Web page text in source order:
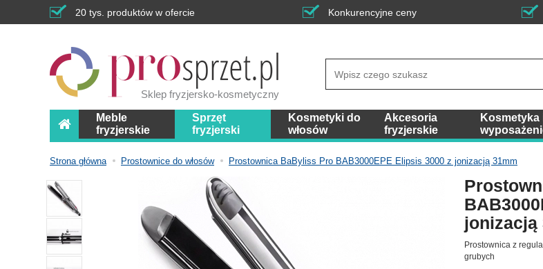
20 tys. produktów w ofercie Konkurencyjne ceny
Sklep fryzjersko-kosmetyczny
Meble
fryzjerskie
Sprzęt
fryzjerski
Kosmetyki do
włosów
Akcesoria
fryzjerskie
Kosmetyka
Strona główna Prostownice do włosów Prostownica BaByliss Pro BAB3000EPE Elipsis 3000 z jonizacją 31mm
jonizacją
Prostownica z
grubych